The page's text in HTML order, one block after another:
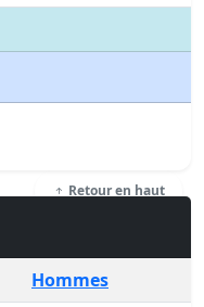
Retour en haut
Hommes